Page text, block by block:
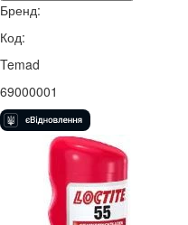
Бренд:
Код:
Temad
69000001